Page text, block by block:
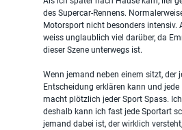
des Supercar-Rennens.
Motorsport nicht besonders intensiv.
weiss unglaublich viel darüber, da
dieser Szene unterwegs ist.
Wenn jemand neben einem sitzt, der
Entscheidung erklären kann und
macht plötzlich jeder Sport Spass.
deshalb kann ich fast jede Sportart
jemand dabei ist, der wirklich